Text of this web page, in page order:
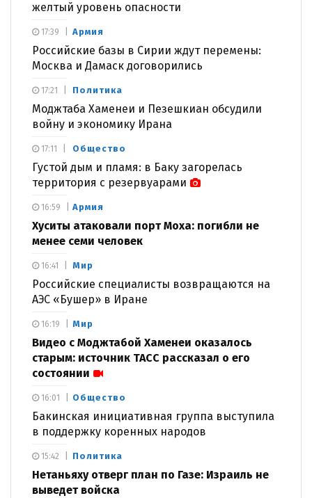
желтый уровень опасности
Армия
Российские базы в Сирии ждут перемены:
Москва и Дамаск договорились
17:39
Политика
Моджтаба Хаменеи и Пезешкиан обсудили
войну и экономику Ирана
17:21
Общество
Густой дым и пламя: в Баку загорелась
территория с резервуарами
17:11
Армия
Хуситы атаковали порт Моха: погибли не
менее семи человек
16:59
Мир
Российские специалисты возвращаются на
АЭС «Бушер» в Иране
16:41
Мир
Видео с Моджтабой Хаменеи оказалось
старым: источник ТАСС рассказал о его
состоянии
16:19
Общество
Бакинская инициативная группа выступила
в поддержку коренных народов
16:01
Политика
Нетаньяху отверг план по Газе: Израиль не
выведет войска
15:42